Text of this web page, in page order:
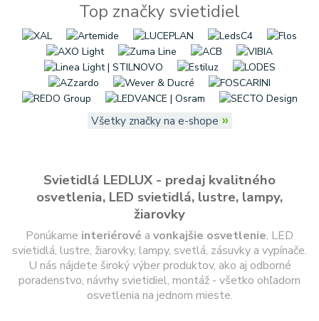
Top značky svietidiel
Všetky značky na e-shope »
Svietidlá LEDLUX - predaj kvalitného
osvetlenia, LED svietidlá, lustre, lampy,
žiarovky
Ponúkame interiérové a vonkajšie osvetlenie, LED
svietidlá, lustre, žiarovky, lampy, svetlá, zásuvky a vypínače.
U nás nájdete široký výber produktov, ako aj odborné
poradenstvo, návrhy svietidiel, montáž - všetko ohľadom
osvetlenia na jednom mieste.